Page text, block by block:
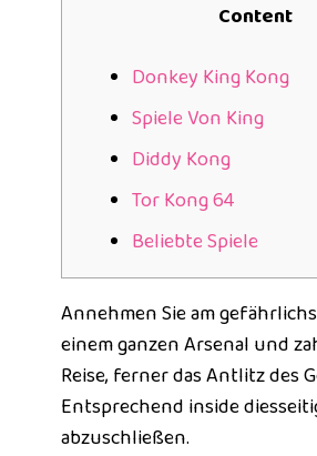
Content
Donkey King Kong
Spiele Von King
Diddy Kong
Tor Kong 64
Beliebte Spiele
Annehmen Sie am
einem ganzen Arsenal und
Reise, ferner das Antlitz des
Entsprechend inside
abzuschließen.